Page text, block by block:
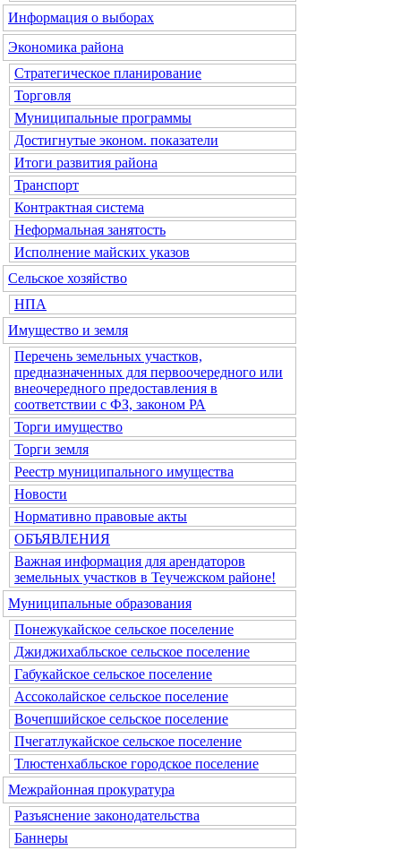
Информация о выборах
Экономика района
Стратегическое планирование
Торговля
Муниципальные программы
Достигнутые эконом. показатели
Итоги развития района
Транспорт
Контрактная система
Неформальная занятость
Исполнение майских указов
Сельское хозяйство
НПА
Имущество и земля
Перечень земельных участков,
предназначенных для первоочередного или
внеочередного предоставления в
соответствии с ФЗ, законом РА
Торги имущество
Торги земля
Реестр муниципального имущества
Новости
Нормативно правовые акты
ОБЪЯВЛЕНИЯ
Важная информация для арендаторов
земельных участков в Теучежском районе!
Муниципальные образования
Понежукайское сельское поселение
Джиджихабльское сельское поселение
Габукайское сельское поселение
Ассоколайское сельское поселение
Вочепшийское сельское поселение
Пчегатлукайское сельское поселение
Тлюстенхабльское городское поселение
Межрайонная прокуратура
Разъяснение законодательства
Баннеры